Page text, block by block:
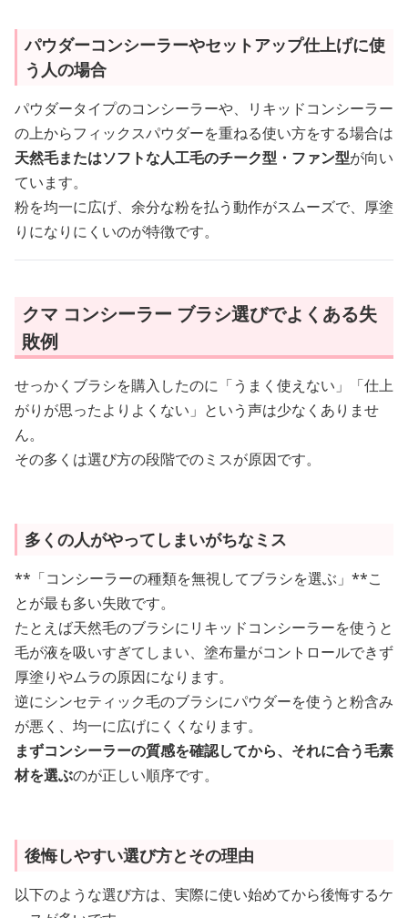
パウダーコンシーラーやセットアップ仕上げに使
う人の場合
パウダータイプのコンシーラーや、リキッドコンシーラー
の上からフィックスパウダーを重ねる使い方をする場合は
天然毛またはソフトな人工毛のチーク型・ファン型が向い
ています。
粉を均一に広げ、余分な粉を払う動作がスムーズで、厚塗
りになりにくいのが特徴です。
クマ コンシーラー ブラシ選びでよくある失
敗例
せっかくブラシを購入したのに「うまく使えない」「仕上
がりが思ったよりよくない」という声は少なくありませ
ん。
その多くは選び方の段階でのミスが原因です。
多くの人がやってしまいがちなミス
**「コンシーラーの種類を無視してブラシを選ぶ」**こ
とが最も多い失敗です。
たとえば天然毛のブラシにリキッドコンシーラーを使うと
毛が液を吸いすぎてしまい、塗布量がコントロールできず
厚塗りやムラの原因になります。
逆にシンセティック毛のブラシにパウダーを使うと粉含み
が悪く、均一に広げにくくなります。
まずコンシーラーの質感を確認してから、それに合う毛素
材を選ぶのが正しい順序です。
後悔しやすい選び方とその理由
以下のような選び方は、実際に使い始めてから後悔するケ